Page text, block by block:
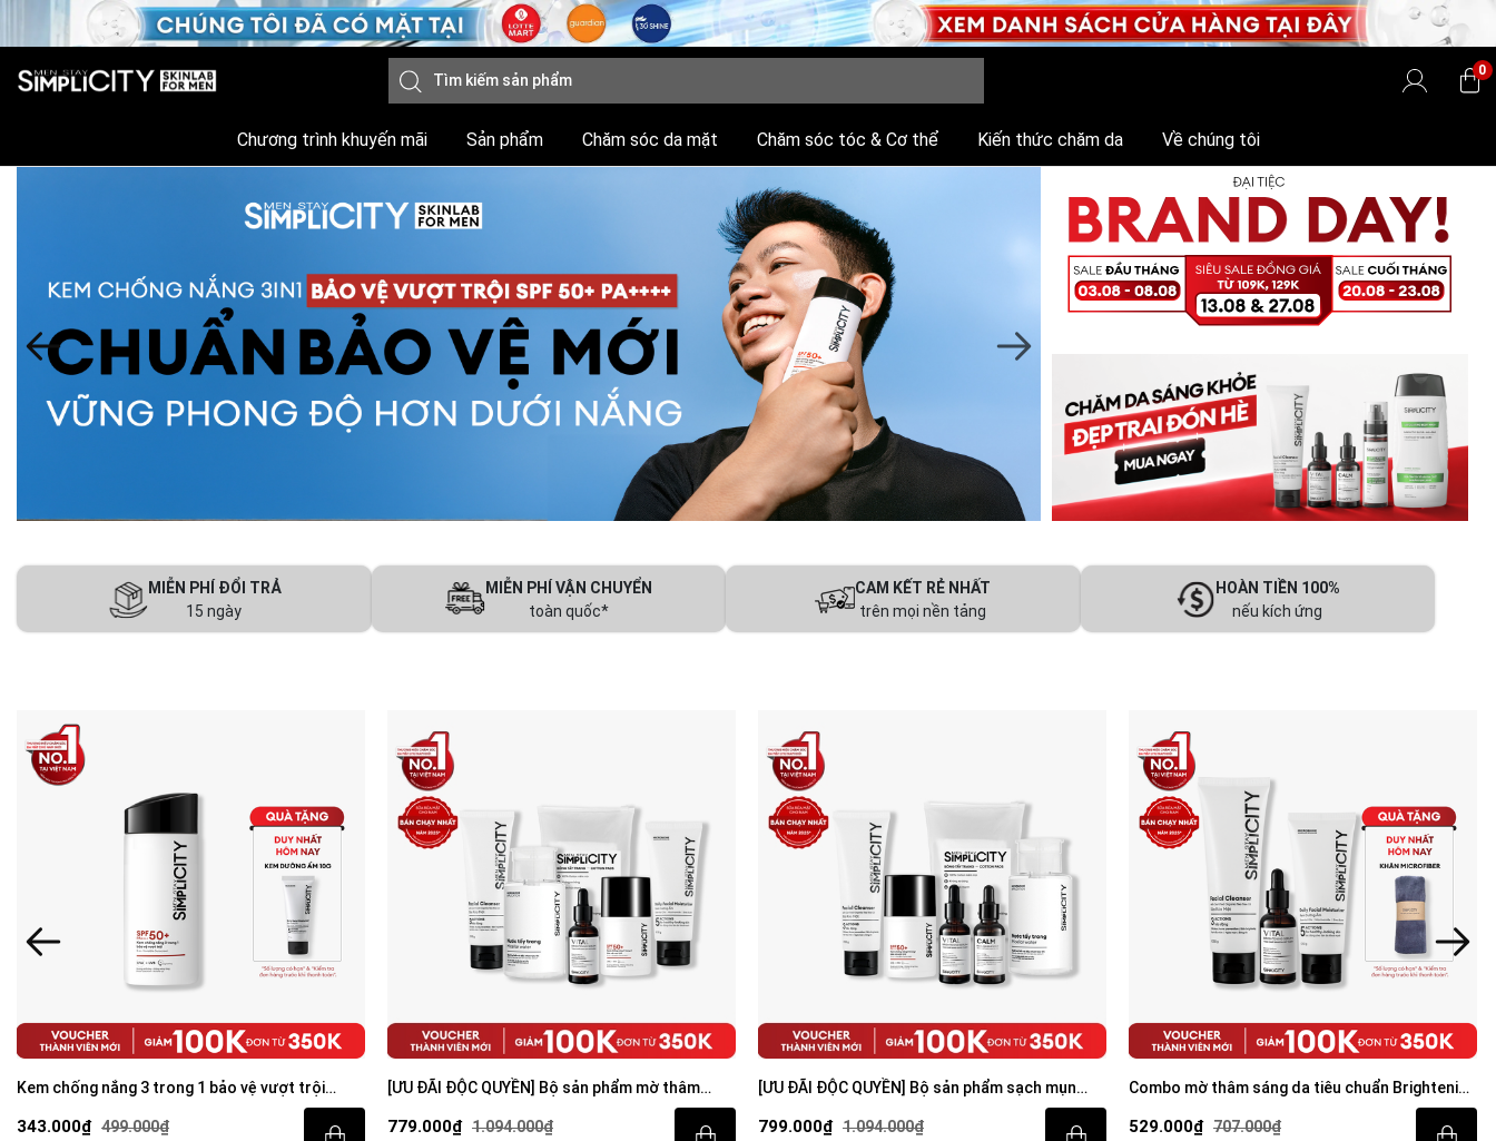
0
Chương trình khuyến mãi Sản phẩm Chăm sóc da mặt Chăm sóc tóc & Cơ thể Kiến thức chăm da Về chúng tôi
MIỄN PHÍ ĐỔI TRẢ
15 ngày
MIỄN PHÍ VẬN CHUYỂN
toàn quốc*
CAM KẾT RẺ NHẤT
trên mọi nền tảng
HOÀN TIỀN 100%
nếu kích ứng
Kem chống nắng 3 trong 1 bảo vệ vượt trội
Invisible Sunscreen 80ml với SPF 50+ PA++++
343.000₫ 499.000₫
[ƯU ĐÃI ĐỘC QUYỀN] Bộ sản phẩm mờ thâm
779.000₫ 1.094.000₫
[ƯU ĐÃI ĐỘC QUYỀN] Bộ sản phẩm sạch mụn
799.000₫ 1.094.000₫
Combo mờ thâm sáng da tiêu chuẩn Brightening
529.000₫ 707.000₫